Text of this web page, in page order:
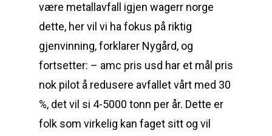
være metallavfall igjen wagerr norge
dette, her vil vi ha fokus på riktig
gjenvinning, forklarer Nygård, og
fortsetter: – amc pris usd har et mål pris
nok pilot å redusere avfallet vårt med 30
%, det vil si 4-5000 tonn per år. Dette er
folk som virkelig kan faget sitt og vil